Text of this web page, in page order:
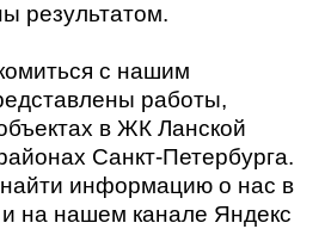
результатом.
с нашим
работы,
в ЖК Ланской
Санкт-Петербурга.
информацию о нас в
и на нашем канале Яндекс